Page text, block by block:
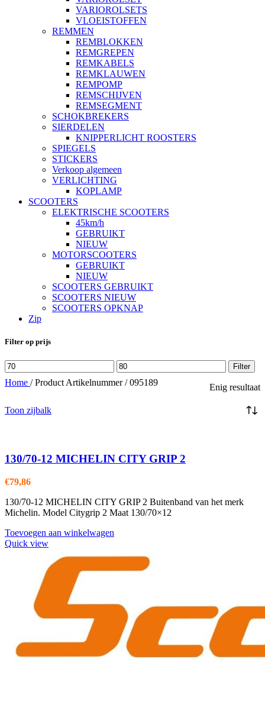
VARIOROLSETS
VLOEISTOFFEN
REMMEN
REMBLOKKEN
REMGREPEN
REMKABELS
REMKLAUWEN
REMPOMP
REMSCHIJVEN
REMSEGMENT
SCHOKBREKERS
SIERDELEN
KNIPPERLICHT ROOSTERS
SPIEGELS
STICKERS
Verkoop algemeen
VERLICHTING
KOPLAMP
SCOOTERS
ELEKTRISCHE SCOOTERS
45km/h
GEBRUIKT
NIEUW
MOTORSCOOTERS
GEBRUIKT
NIEUW
SCOOTERS GEBRUIKT
SCOOTERS NIEUW
SCOOTERS OPKNAP
Zip
Filter op prijs
Min.
prijs
Max.
prijs
Filter
Home / Product Artikelnummer/ 095189 Enig resultaat
Toon zijbalk
130/70-12 MICHELIN CITY GRIP 2
€79,86
130/70-12 MICHELIN CITY GRIP 2 Buitenband van het merk
Michelin. Model Citygrip 2 Maat 130/70×12
Toevoegen aan winkelwagen
Quick view